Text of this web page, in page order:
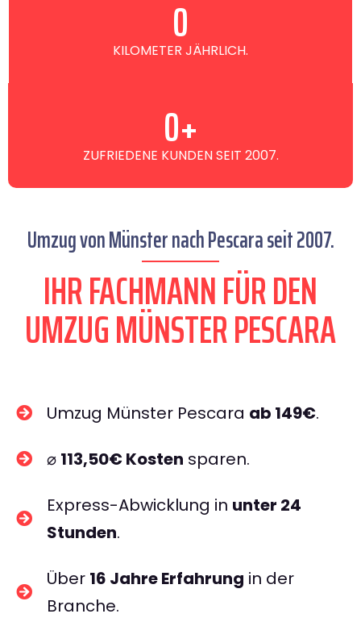
KILOMETER JÄHRLICH.
0
ZUFRIEDENE KUNDEN SEIT 2007.
0+
Umzug von Münster nach Pescara seit 2007.
IHR FACHMANN FÜR DEN
UMZUG MÜNSTER PESCARA
Umzug Münster Pescara ab 149€.
⌀ 113,50€ Kosten sparen.
Express-Abwicklung in unter 24
Stunden.
Über 16 Jahre Erfahrung in der
Branche.